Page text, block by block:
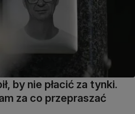
by nie płacić za tynki.
za co przepraszać